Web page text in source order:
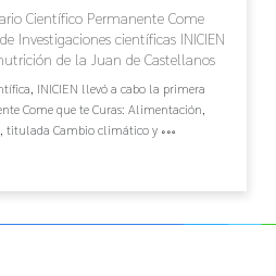
Científico Permanente Come
Investigaciones científicas INICIEN
de la Juan de Castellanos
INICIEN llevó a cabo la primera
Come que te Curas: Alimentación,
titulada Cambio climático y